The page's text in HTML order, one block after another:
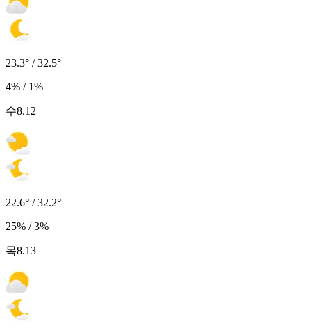
23.3° / 32.5°
4% / 1%
수8.12
22.6° / 32.2°
25% / 3%
목8.13